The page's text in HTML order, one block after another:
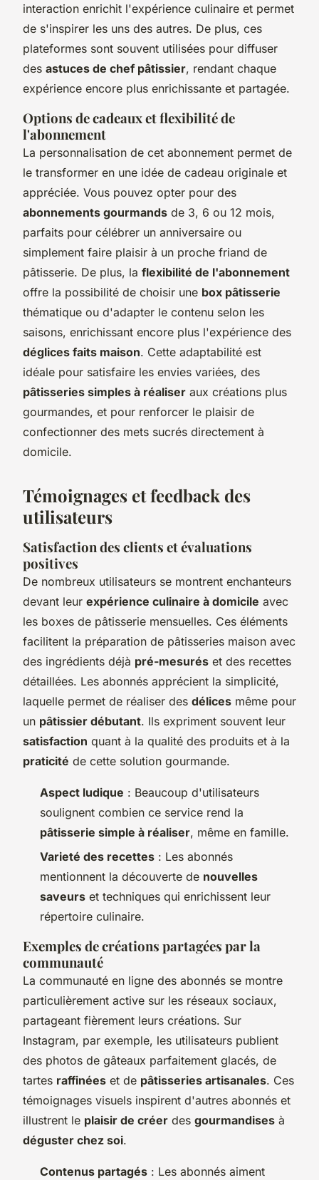
interaction enrichit l'expérience culinaire et permet
de s'inspirer les uns des autres. De plus, ces
plateformes sont souvent utilisées pour diffuser
des astuces de chef pâtissier, rendant chaque
expérience encore plus enrichissante et partagée.
Options de cadeaux et flexibilité de
l'abonnement
La personnalisation de cet abonnement permet de
le transformer en une idée de cadeau originale et
appréciée. Vous pouvez opter pour des
abonnements gourmands de 3, 6 ou 12 mois,
parfaits pour célébrer un anniversaire ou
simplement faire plaisir à un proche friand de
pâtisserie. De plus, la flexibilité de l'abonnement
offre la possibilité de choisir une box pâtisserie
thématique ou d'adapter le contenu selon les
saisons, enrichissant encore plus l'expérience des
déglices faits maison. Cette adaptabilité est
idéale pour satisfaire les envies variées, des
pâtisseries simples à réaliser aux créations plus
gourmandes, et pour renforcer le plaisir de
confectionner des mets sucrés directement à
domicile.
Témoignages et feedback des
utilisateurs
Satisfaction des clients et évaluations
positives
De nombreux utilisateurs se montrent enchanteurs
devant leur expérience culinaire à domicile avec
les boxes de pâtisserie mensuelles. Ces éléments
facilitent la préparation de pâtisseries maison avec
des ingrédients déjà pré-mesurés et des recettes
détaillées. Les abonnés apprécient la simplicité,
laquelle permet de réaliser des délices même pour
un pâtissier débutant. Ils expriment souvent leur
satisfaction quant à la qualité des produits et à la
praticité de cette solution gourmande.
Aspect ludique : Beaucoup d'utilisateurs
soulignent combien ce service rend la
pâtisserie simple à réaliser, même en famille.
Varieté des recettes : Les abonnés
mentionnent la découverte de nouvelles
saveurs et techniques qui enrichissent leur
répertoire culinaire.
Exemples de créations partagées par la
communauté
La communauté en ligne des abonnés se montre
particulièrement active sur les réseaux sociaux,
partageant fièrement leurs créations. Sur
Instagram, par exemple, les utilisateurs publient
des photos de gâteaux parfaitement glacés, de
tartes raffinées et de pâtisseries artisanales. Ces
témoignages visuels inspirent d'autres abonnés et
illustrent le plaisir de créer des gourmandises à
déguster chez soi.
Contenus partagés : Les abonnés aiment